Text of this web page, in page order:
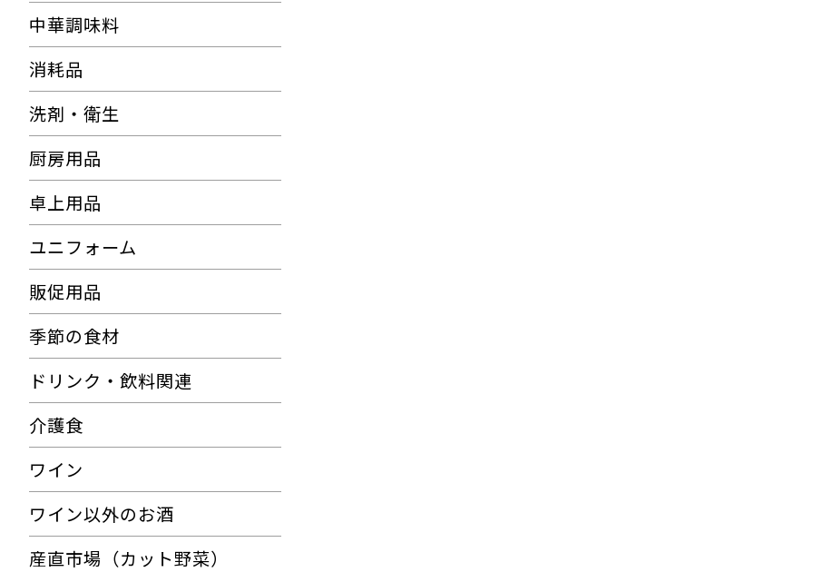
中華調味料
消耗品
洗剤・衛生
厨房用品
卓上用品
ユニフォーム
販促用品
季節の食材
ドリンク・飲料関連
介護食
ワイン
ワイン以外のお酒
産直市場（カット野菜）